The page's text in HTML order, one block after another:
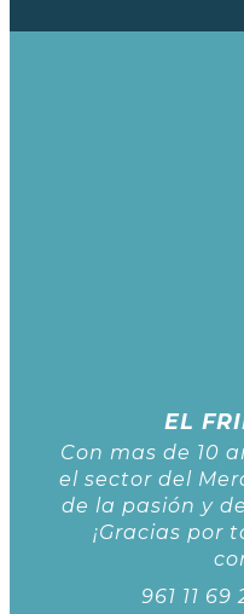
EL
Con mas de 10
el sector del
de la pasión y
¡Gracias por
961 11 69